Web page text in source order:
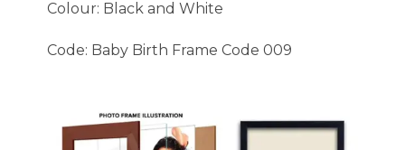
Colour: Black and White
Code: Baby Birth Frame Code 009